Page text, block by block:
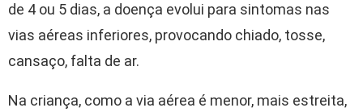
de 4 ou 5 dias, a doença evolui para sintomas nas
vias aéreas inferiores, provocando chiado, tosse,
cansaço, falta de ar.
Na criança, como a via aérea é menor, mais estreita,